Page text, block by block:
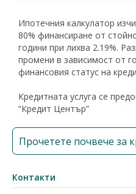
Ипотечния калкулатор
80% финансиране от
години при лихва 2.19%.
промени в зависимост от
финансовия статус на
Кредитната услуга се
“Кредит Център”
Прочетете почвече за
Контакти